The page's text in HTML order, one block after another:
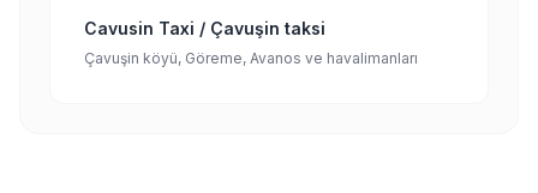
Cavusin Taxi / Çavuşin taksi
Çavuşin köyü, Göreme, Avanos ve havalimanları